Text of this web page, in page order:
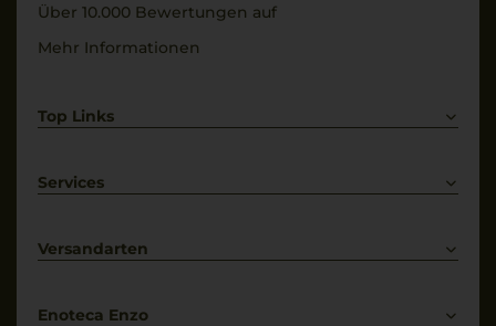
Über 10.000 Bewertungen auf
Mehr Informationen
Top Links
Weißwein
Services
Kontakt
Versandarten
Enoteca Enzo